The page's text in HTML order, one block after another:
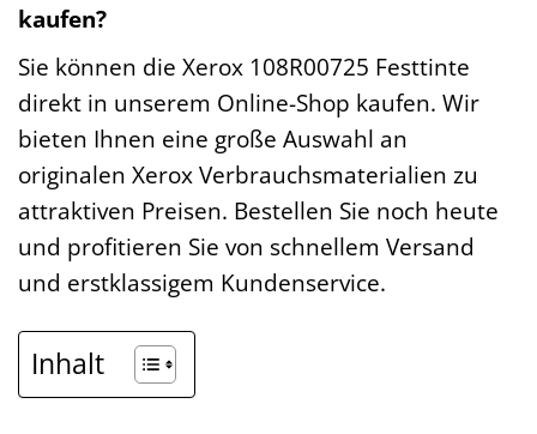
kaufen?
Sie können die Xerox 108R00725 Festtinte
direkt in unserem Online-Shop kaufen. Wir
bieten Ihnen eine große Auswahl an
originalen Xerox Verbrauchsmaterialien zu
attraktiven Preisen. Bestellen Sie noch heute
und profitieren Sie von schnellem Versand
und erstklassigem Kundenservice.
Inhalt